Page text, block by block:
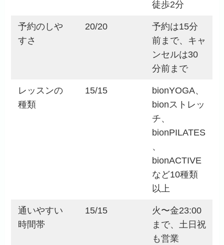
徒歩2分
予約のしや
すさ
20/20
予約は15分
前まで、キャ
ンセルは30
分前まで
レッスンの
種類
15/15
bionYOGA、
bionストレッ
チ、
bionPILATES
、
bionACTIVE
など10種類
以上
通いやすい
時間帯
15/15
火〜金23:00
まで、土日祝
も営業